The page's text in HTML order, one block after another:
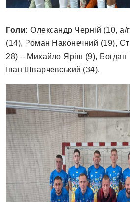
Голи: Олександр Черній (10, а/
(14), Роман Наконечний (19),
28) – Михайло Яріш (9), Богдан
Іван Шварчевський (34).